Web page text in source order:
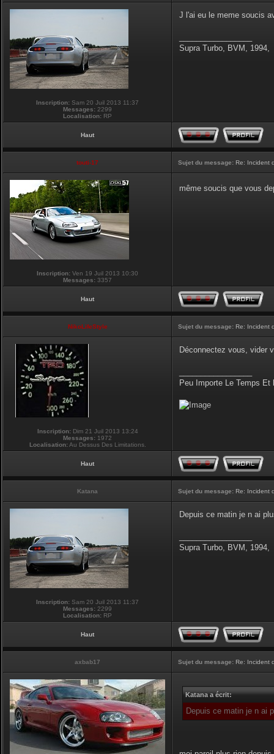
Inscription: Sam 20 Juil 2013 11:37
Messages: 2299
Localisation: RP
J l'ai eu le meme soucis
Supra Turbo, BVM, 1994,
Haut
touti-17 Sujet du message: Re: Incident
Inscription: Ven 19 Juil 2013 10:30
Messages: 3357
même soucis que vous
Haut
NikoLifeStyle Sujet du message: Re: Incident
Inscription:Dim 21 Juil 2013 13:24
Messages: 1972
Localisation:Au Dessus Des Limitations.
Déconnectez vous, vider
Peu Importe Le Temps Et
Haut
Katana Sujet du message: Re: Incident
Inscription: Sam 20 Juil 2013 11:37
Messages: 2299
Localisation: RP
Depuis ce matin je n ai
Supra Turbo, BVM, 1994,
Haut
axbab17 Sujet du message: Re: Incident
Katana a écrit:
Depuis ce matin je n ai